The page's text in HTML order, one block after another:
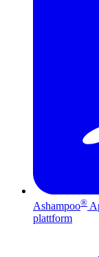
Ashampoo®
plattform